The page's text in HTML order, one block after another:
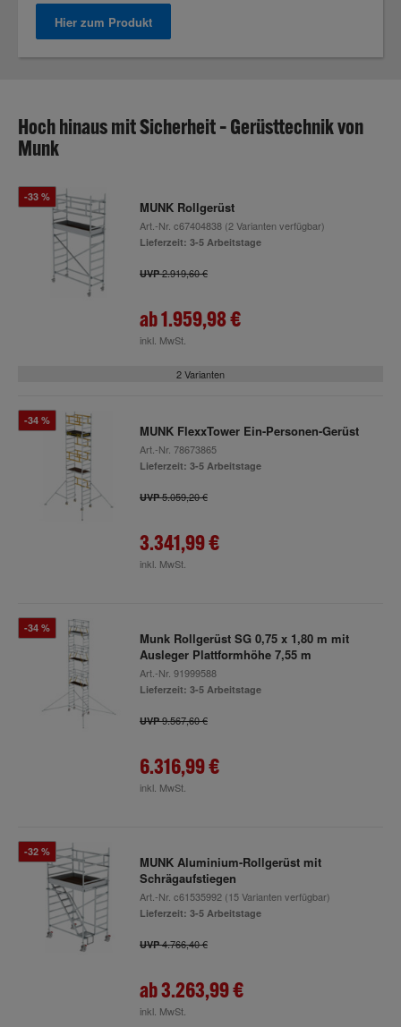
Hier zum Produkt
Hoch hinaus mit Sicherheit – Gerüsttechnik von
Munk
-33 %
MUNK Rollgerüst
Art.-Nr. c67404838(2 Varianten verfügbar)
Lieferzeit: 3-5 Arbeitstage
UVP2.919,60 €
ab1.959,98 €
inkl. MwSt.
2 Varianten
-34 %
MUNK FlexxTower Ein-Personen-Gerüst
Art.-Nr. 78673865
Lieferzeit: 3-5 Arbeitstage
UVP5.059,20 €
3.341,99 €
inkl. MwSt.
-34 %
Munk Rollgerüst SG 0,75 x 1,80 m mit
Ausleger Plattformhöhe 7,55 m
Art.-Nr. 91999588
Lieferzeit: 3-5 Arbeitstage
UVP9.567,60 €
6.316,99 €
inkl. MwSt.
-32 %
MUNK Aluminium-Rollgerüst mit
Schrägaufstiegen
Art.-Nr. c61535992(15 Varianten verfügbar)
Lieferzeit: 3-5 Arbeitstage
UVP4.766,40 €
ab3.263,99 €
inkl. MwSt.